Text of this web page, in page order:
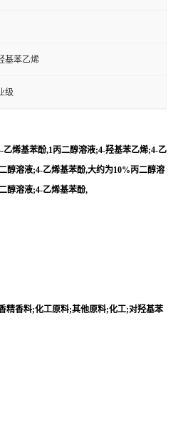
基苯乙烯
级
乙烯基苯酚,1丙二醇溶液;4-羟基苯乙烯;4-乙
醇溶液;4-乙烯基苯酚,大约为10%丙二醇溶
醇溶液;4-乙烯基苯酚,
精香料;化工原料;其他原料;化工;对羟基苯